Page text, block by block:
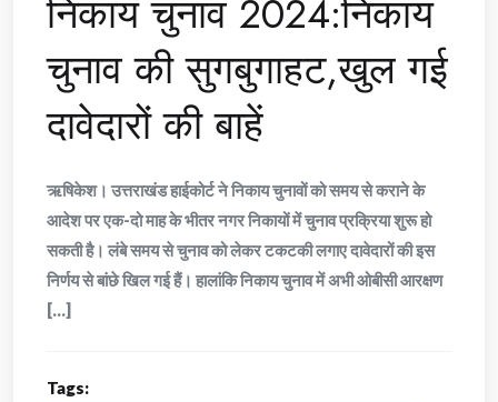
निकाय चुनाव 2024:निकाय
चुनाव की सुगबुगाहट,खुल गई
दावेदारों की बाहें
ऋषिकेश। उत्तराखंड हाईकोर्ट ने निकाय चुनावों को समय से कराने के
आदेश पर एक-दो माह के भीतर नगर निकायों में चुनाव प्रक्रिया शुरू हो
सकती है। लंबे समय से चुनाव को लेकर टकटकी लगाए दावेदारों की इस
निर्णय से बांछे खिल गई हैं। हालांकि निकाय चुनाव में अभी ओबीसी आरक्षण
[...]
Tags: